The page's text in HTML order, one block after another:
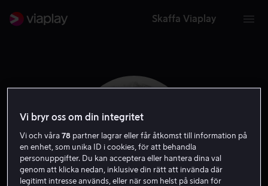
Skaffa Viaplay
Vi bryr oss om din integritet
Vi och våra78 partner lagrar eller får åtkomst till information på
en enhet, som unika ID i cookies, för att behandla
personuppgifter. Du kan acceptera eller hantera dina val
genom att klicka nedan, inklusive din rätt att invända där
legitimt intresse används, eller när som helst på sidan för